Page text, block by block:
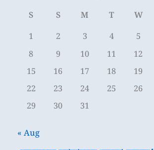
S
S M T W
1
2 3 4 5
8
9 10 11 12
15
16 17 18 19
22
23 24 25 26
29
30 31
« Aug